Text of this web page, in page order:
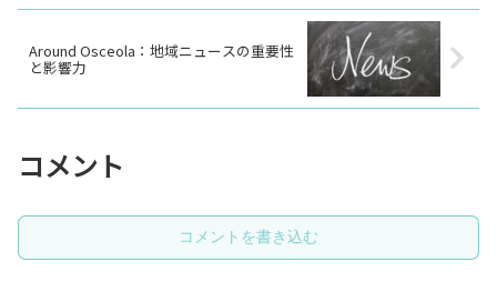
Around Osceola：地域ニュースの重要性
と影響力
コメント
コメントを書き込む